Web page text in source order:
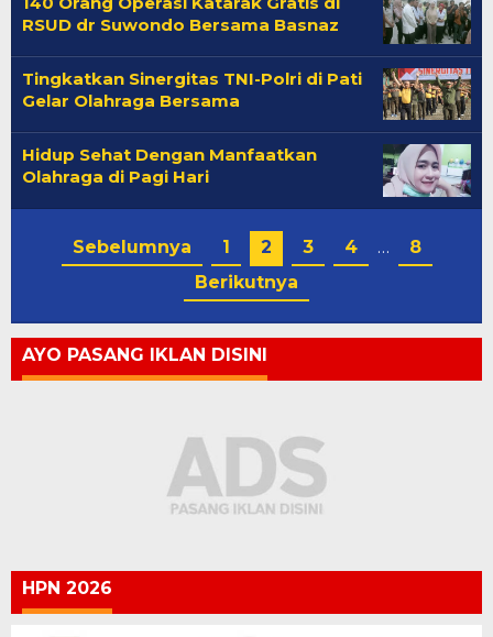
RSUD dr Suwondo Bersama Basnaz
Tingkatkan Sinergitas TNI-Polri di Pati
Gelar Olahraga Bersama
Hidup Sehat Dengan Manfaatkan
Olahraga di Pagi Hari
Sebelumnya 1 2 3 4 …
8
Berikutnya
AYO PASANG IKLAN DISINI
HPN 2026